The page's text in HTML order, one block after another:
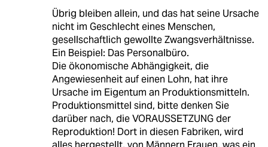
Übrig bleiben allein, und das hat seine Ursache
nicht im Geschlecht eines Menschen,
gesellschaftlich gewollte Zwangsverhältnisse.
Ein Beispiel: Das Personalbüro.
Die ökonomische Abhängigkeit, die
Angewiesenheit auf einen Lohn, hat ihre
Ursache im Eigentum an Produktionsmitteln.
Produktionsmittel sind, bitte denken Sie
darüber nach, die VORAUSSETZUNG der
Reproduktion! Dort in diesen Fabriken, wird